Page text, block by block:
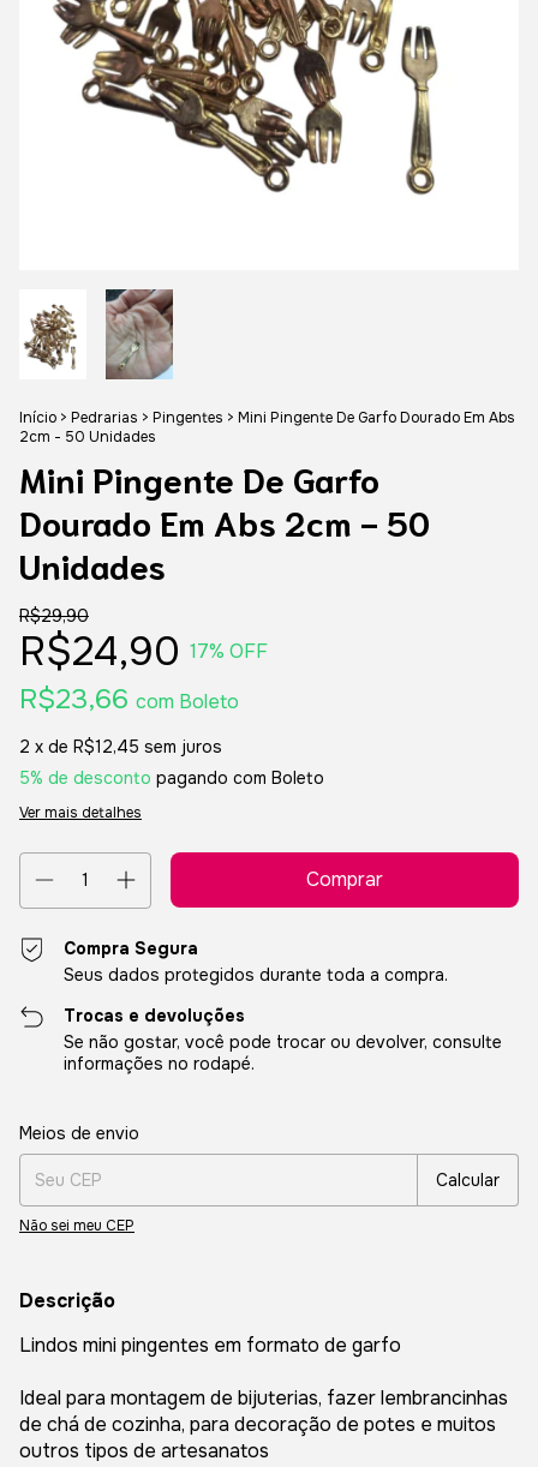
Início > Pedrarias > Pingentes > Mini Pingente De Garfo Dourado Em Abs
2cm - 50 Unidades
Mini Pingente De Garfo
Dourado Em Abs 2cm - 50
Unidades
R$29,90
R$24,90 17% OFF
R$23,66 com Boleto
2 x de R$12,45 sem juros
5% de desconto pagando com Boleto
Ver mais detalhes
Compra Segura
Seus dados protegidos durante toda a compra.
Trocas e devoluções
Se não gostar, você pode trocar ou devolver, consulte
informações no rodapé.
Entregas para o CEP:
Meios de envio
Calcular
Não sei meu CEP
Descrição
Lindos mini pingentes em formato de garfo
Ideal para montagem de bijuterias, fazer lembrancinhas
de chá de cozinha, para decoração de potes e muitos
outros tipos de artesanatos